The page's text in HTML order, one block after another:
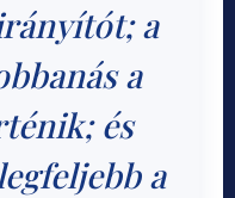
a
a
és
a